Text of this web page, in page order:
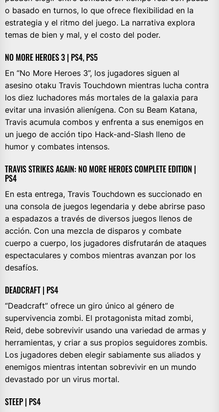
o basado en turnos, lo que ofrece flexibilidad en la
estrategia y el ritmo del juego. La narrativa explora
temas de bien y mal, y el costo del poder.
NO MORE HEROES 3 | PS4, PS5
En “No More Heroes 3”, los jugadores siguen al
asesino otaku Travis Touchdown mientras lucha contra
los diez luchadores más mortales de la galaxia para
evitar una invasión alienígena. Con su Beam Katana,
Travis acumula combos y enfrenta a sus enemigos en
un juego de acción tipo Hack-and-Slash lleno de
humor y combates intensos.
TRAVIS STRIKES AGAIN: NO MORE HEROES COMPLETE EDITION |
PS4
En esta entrega, Travis Touchdown es succionado en
una consola de juegos legendaria y debe abrirse paso
a espadazos a través de diversos juegos llenos de
acción. Con una mezcla de disparos y combate
cuerpo a cuerpo, los jugadores disfrutarán de ataques
espectaculares y combos mientras avanzan por los
desafíos.
DEADCRAFT | PS4
“Deadcraft” ofrece un giro único al género de
supervivencia zombi. El protagonista mitad zombi,
Reid, debe sobrevivir usando una variedad de armas y
herramientas, y criar a sus propios seguidores zombis.
Los jugadores deben elegir sabiamente sus aliados y
enemigos mientras intentan sobrevivir en un mundo
devastado por un virus mortal.
STEEP | PS4